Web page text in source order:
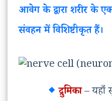
आवेग के द्वारा शरीर के
संवहन में विशिष्टीकृत हैं।
द्रुमिका– यहाँ